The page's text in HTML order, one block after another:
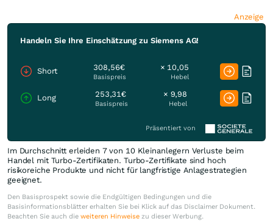
Anzeige
Handeln Sie Ihre Einschätzung zu Siemens AG!
Short 308,56€
Basispreis
× 10,05
Hebel
Long 253,31€
Basispreis
× 9,98
Hebel
Präsentiert von
Im Durchschnitt erleiden 7 von 10 Kleinanlegern Verluste beim
Handel mit Turbo-Zertifikaten. Turbo-Zertifikate sind hoch
risikoreiche Produkte und nicht für langfristige Anlagestrategien
geeignet.
Den Basisprospekt sowie die Endgültigen Bedingungen und die
Basisinformationsblätter erhalten Sie bei Klick auf das Disclaimer Dokument.
Beachten Sie auch die weiteren Hinweise zu dieser Werbung.